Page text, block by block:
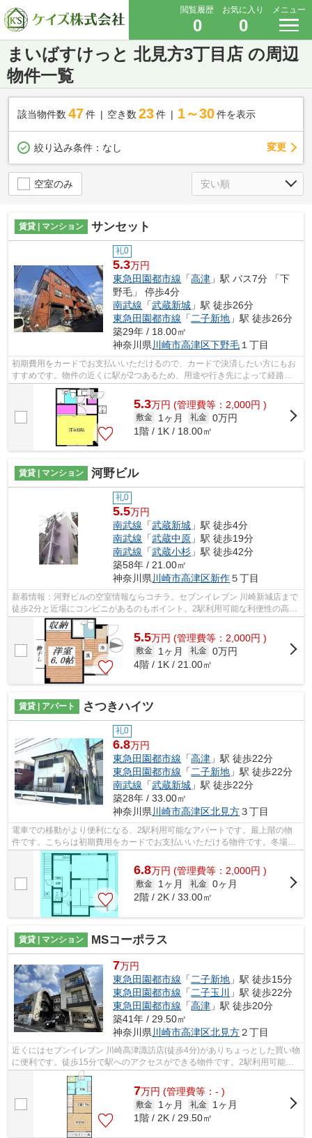
閲覧履歴
0
お気に入り
0
メニュー
まいばすけっと 北見方3丁目店 の周辺
物件一覧
該当物件数 47件 空き数 23 件 1～30 件を表示
絞り込み条件： なし 変更
空室のみ
賃貸 | マンション サンセット
礼0
5.3万円
東急田園都市線 「高津 」駅 バス7分 「下
野毛」 停歩4分
南武線 「武蔵新城 」駅 徒歩26分
東急田園都市線 「 二子新地 」駅 徒歩26分
築29年 / 18.00㎡
神奈川県 川崎市高津区下野毛 １丁目
初期費用をカードでお支払いいただけるので、カードで決済したい方にもお
すすめです。物件の近くに駅が2つあるため、用途や行き先によって経路を
選べます。造りとデザインに関して、自...
5.3万円 (管理費等：2,000円 )
敷金 1ヶ月 礼金 0万円
1階 / 1K / 18.00㎡
賃貸 | マンション 河野ビル
礼0
5.5万円
南武線 「武蔵新城 」駅 徒歩4分
南武線 「武蔵中原 」駅 徒歩19分
南武線 「武蔵小杉 」駅 徒歩42分
築58年 / 21.00㎡
神奈川県 川崎市高津区新作５丁目
新着情報：河野ビルの空室情報ならコチラ。セブンイレブン 川崎新城店まで
徒歩2分と近場にコンビニがあるのもポイント。2駅利用可能な利便性の高い
マンションです。こちらの物件はマン...
5.5万円 (管理費等：2,000円 )
敷金 1ヶ月 礼金 0万円
4階 / 1K / 21.00㎡
賃貸 | アパート さつきハイツ
礼0
6.8万円
東急田園都市線 「高津 」駅 徒歩22分
東急田園都市線 「 二子新地 」駅 徒歩22分
南武線 「武蔵新城 」駅 徒歩22分
築28年 / 33.00㎡
神奈川県 川崎市高津区北見方３丁目
電車での移動がより便利になる、2駅利用可能なアパートです。最上階の物
件です。こちらは初期費用をカードでお支払いいただける物件です。冬場の
換気にも適した、風通しの良い湿気が溜...
6.8万円 (管理費等：2,000円 )
敷金 1ヶ月 礼金 0ヶ月
2階 / 2K / 33.00㎡
賃貸 | マンション MSコーポラス
7万円
東急田園都市線 「二子新地 」駅 徒歩15分
東急田園都市線 「二子玉川 」駅 徒歩22分
東急田園都市線 「高津 」駅 徒歩20分
築41年 / 29.50㎡
神奈川県 川崎市高津区北見方２丁目
近くにはセブンイレブン 川崎高津諏訪店(徒歩4分)がありちょっとした買い物
に便利です。徒歩15分で駅へのアクセスができる物件です。2駅利用可能な
物件なので、用途や行き先に応じて経...
7万円 (管理費等：- )
敷金 1ヶ月 礼金
1ヶ月
1階 / 2K / 29.50㎡